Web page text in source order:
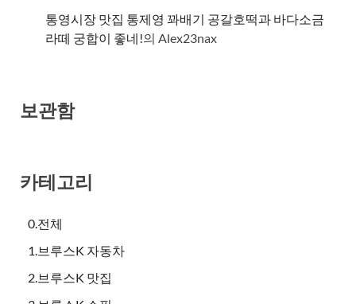
통영시장 맛집 통제영 꽈배기 공갈호떡과 바다소금
라떼 궁합이 좋네!의 Alex23nax
보관함
카테고리
0.전체
1.브루스K 자동차
2.브루스K 맛집